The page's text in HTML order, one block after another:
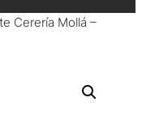
Cerería Mollá –